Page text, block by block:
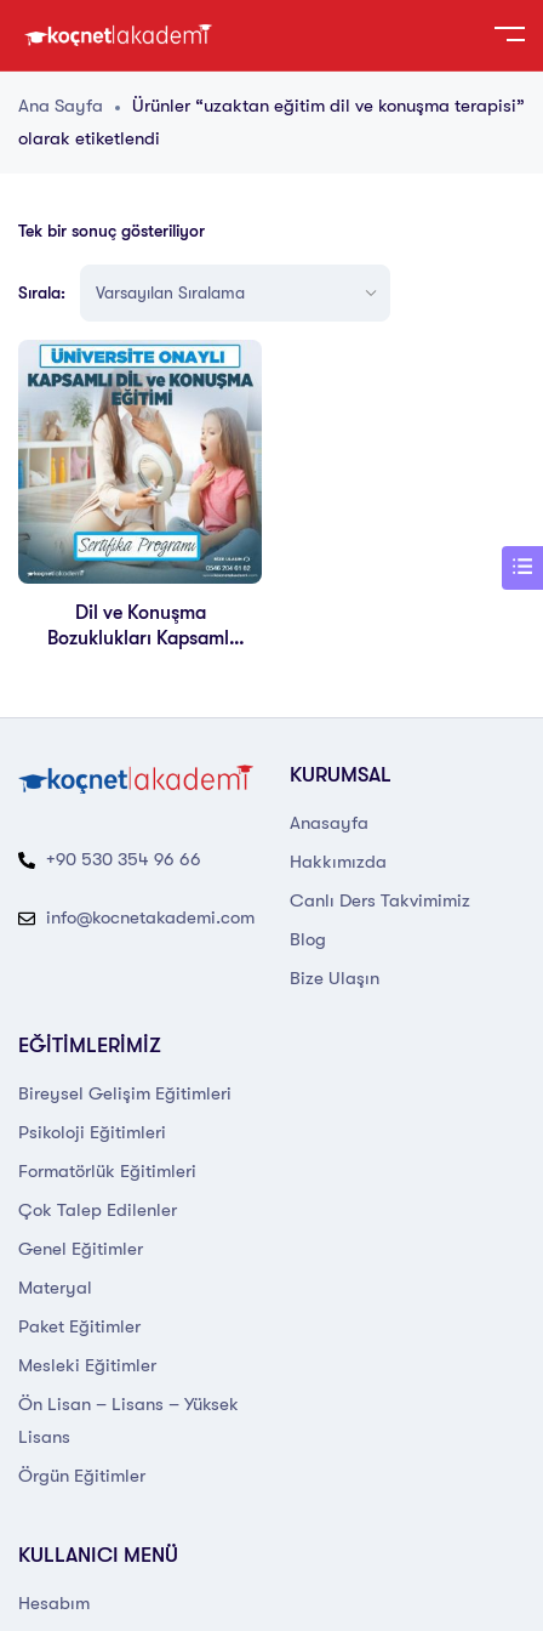
Ana Sayfa
Ürünler “uzaktan eğitim dil ve konuşma terapisi”
olarak etiketlendi
Tek bir sonuç gösteriliyor
Sırala:
Dil ve Konuşma
Bozuklukları Kapsamlı
+90 530 354 96 66
info@kocnetakademi.com
KURUMSAL
Anasayfa
Hakkımızda
Canlı Ders Takvimimiz
Blog
Bize Ulaşın
EĞİTİMLERİMİZ
Bireysel Gelişim Eğitimleri
Psikoloji Eğitimleri
Formatörlük Eğitimleri
Çok Talep Edilenler
Genel Eğitimler
Materyal
Paket Eğitimler
Mesleki Eğitimler
Ön Lisan – Lisans – Yüksek
Lisans
Örgün Eğitimler
KULLANICI MENÜ
Hesabım